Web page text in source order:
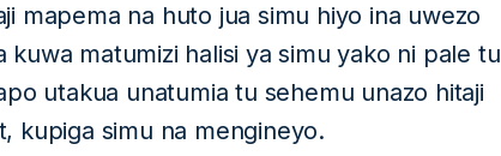
mapema na huto jua simu hiyo ina uwezo
matumizi halisi ya simu yako ni pale tu
utakua unatumia tu sehemu unazo hitaji
kupiga simu na mengineyo.